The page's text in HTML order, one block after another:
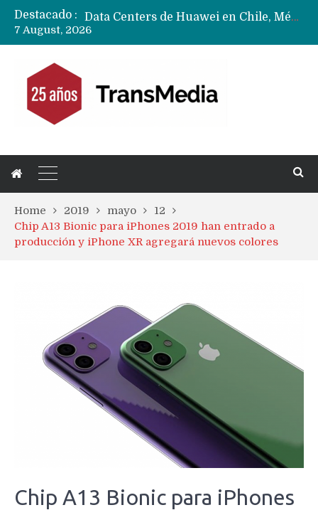
Destacado :
7 August, 2026
Home 2019 mayo
12
Chip A13 Bionic para iPhones 2019 han entrado a
producción y iPhone XR agregará nuevos colores
Chip A13 Bionic para iPhones